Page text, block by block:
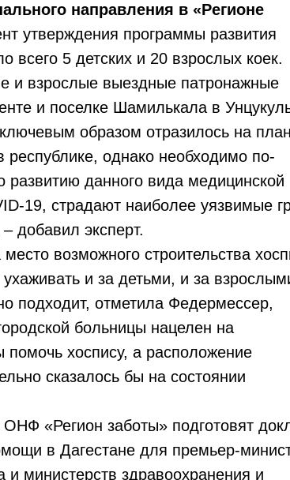
направления в «Регионе
утверждения программы развития
5 детских и 20 взрослых коек.
и взрослые выездные патронажные
и поселке Шамилькала в
образом отразилось на
однако необходимо по-
данного вида медицинской
19, страдают наиболее уязвимые
добавил эксперт.
возможного строительства
и за детьми, и за
подходит, отметила Федермессер,
больницы нацелен на
помочь хоспису, а расположение
сказалось бы на состоянии
«Регион заботы» подготовят
в Дагестане для премьер-
министерств здравоохранения и